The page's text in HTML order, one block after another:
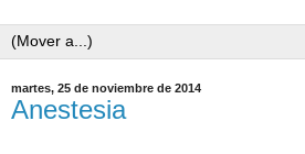
martes, 25 de noviembre de 2014
Anestesia